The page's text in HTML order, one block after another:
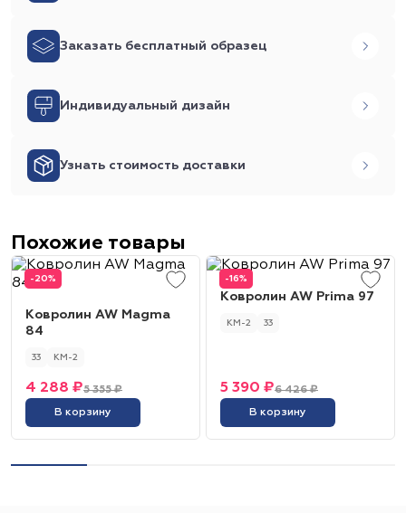
Заказать бесплатный образец
Индивидуальный дизайн
Узнать стоимость доставки
Похожие товары
-20%
Ковролин AW Magma
84
33 КМ-2
5 355 ₽
4 288 ₽
В корзину
-16%
Ковролин AW Prima 97
КМ-2 33
6 426 ₽
5 390 ₽
В корзину